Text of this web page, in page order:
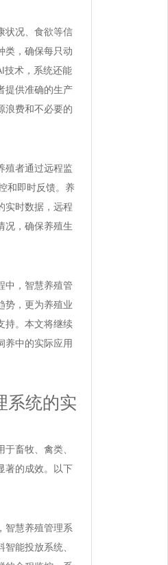
状况、食欲等信
类，确保每只动
技术，系统还能
提供准确的生产
浪费和不必要的
殖者通过远程监
和即时反馈。养
实时数据，远程
况，确保养殖生
中，智慧养殖管
势，更为养殖业
持。本文将继续
养中的实际应用
系统的实
畜牧、禽类、
著的成效。以下
智慧养殖管理系
能投放系统、